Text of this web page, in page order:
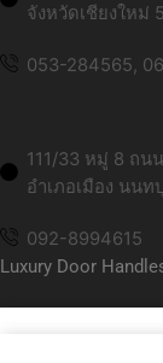
จังหวัดเชียงใหม่
053-284565,
111/33 หมู่ 8 ถน
อำเภอเมือง นนท
092-8994615
Luxury Door